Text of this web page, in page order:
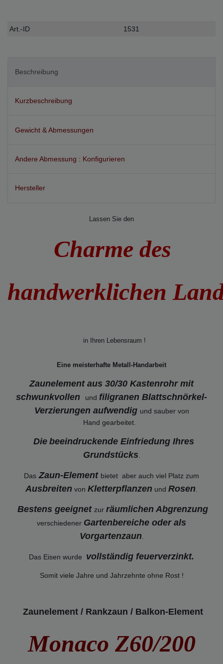
Technisches
Wert
Art.-ID 1531
Beschreibung
Kurzbeschreibung
Gewicht & Abmessungen
Andere Abmessung : Konfigurieren
Hersteller
Lassen Sie den
Charme des
handwerklichen
in Ihren Lebensraum !
Eine meisterhafte Metall-Handarbeit
Zaunelement aus 30/30 Kastenrohr mit
schwunkvollen
und filigranen Blattschnörkel-
Verzierungen aufwendig und sauber von
Hand gearbeitet.
Die beeindruckende Einfriedung Ihres
Grundstücks
Das Zaun-Element bietet aber auch viel Platz zum
Ausbreiten von Kletterpflanzen und Rosen
Bestens geeignet zur räumlichen Abgrenzung
verschiedener Gartenbereiche oder als
Vorgartenzaun
Das Eisen wurde vollständig feuerverzinkt.
Somit viele Jahre und Jahrzehnte ohne Rost !
Zaunelement / Rankzaun / Balkon-Element
Monaco Z60/200